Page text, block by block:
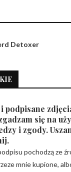
Detoxer
podpisane
się na
i zgody.
pochodzą ze
mnie kupione,